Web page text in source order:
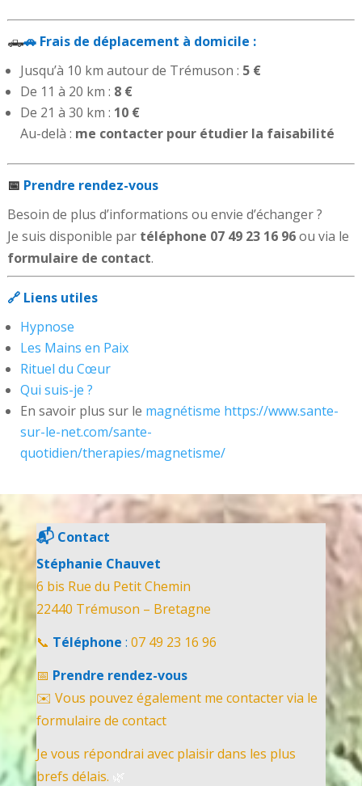
🛻🚗 Frais de déplacement à domicile :
Jusqu’à 10 km autour de Trémuson : 5 €
De 11 à 20 km : 8 €
De 21 à 30 km : 10 €
Au-delà : me contacter pour étudier la faisabilité
📅 Prendre rendez-vous
Besoin de plus d’informations ou envie d’échanger ?
Je suis disponible par téléphone 07 49 23 16 96ou via le
formulaire de contact.
🔗 Liens utiles
Hypnose
Les Mains en Paix
Rituel du Cœur
Qui suis-je ?
En savoir plus sur le magnétisme https://www.sante-
sur-le-net.com/sante-
quotidien/therapies/magnetisme/
📬Contact
Stéphanie Chauvet
6 bis Rue du Petit Chemin
22440 Trémuson – Bretagne
📞 Téléphone : 07 49 23 16 96
📅 Prendre rendez-vous
✉️ Vous pouvez également me contacter via le
formulaire de contact
Je vous répondrai avec plaisir dans les plus
brefs délais.